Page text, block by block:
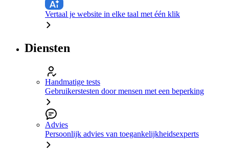
Vertaal je website in elke taal met één klik
Diensten
Handmatige tests
Gebruikerstesten door mensen met een beperking
Advies
Persoonlijk advies van toegankelijkheidsexperts